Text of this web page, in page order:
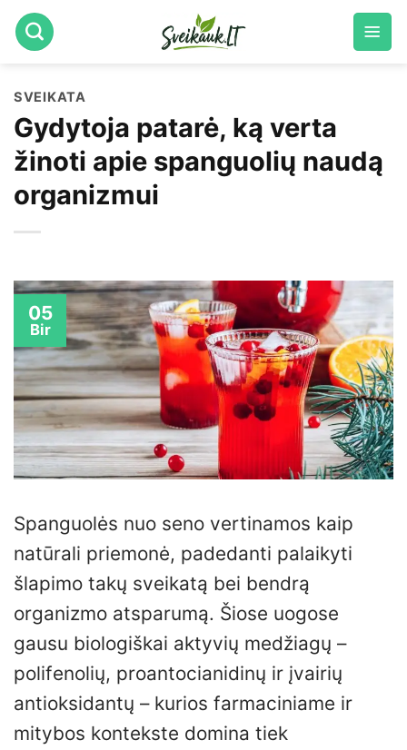
Skip
to
SVEIKATA
Gydytoja patarė, ką verta
žinoti apie spanguolių naudą
organizmui
05
Bir
Spanguolės nuo seno vertinamos kaip
natūrali priemonė, padedanti palaikyti
šlapimo takų sveikatą bei bendrą
organizmo atsparumą. Šiose uogose
gausu biologiškai aktyvių medžiagų –
polifenolių, proantocianidinų ir įvairių
antioksidantų – kurios farmaciniame ir
mitybos kontekste domina tiek